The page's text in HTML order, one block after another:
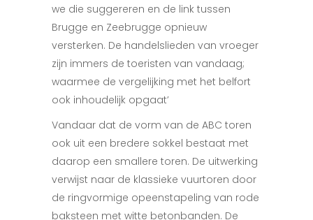
we die suggereren en de link tussen
Brugge en Zeebrugge opnieuw
versterken. De handelslieden van vroeger
zijn immers de toeristen van vandaag;
waarmee de vergelijking met het belfort
ook inhoudelijk opgaat’
Vandaar dat de vorm van de ABC toren
ook uit een bredere sokkel bestaat met
daarop een smallere toren. De uitwerking
verwijst naar de klassieke vuurtoren door
de ringvormige opeenstapeling van rode
baksteen met witte betonbanden. De